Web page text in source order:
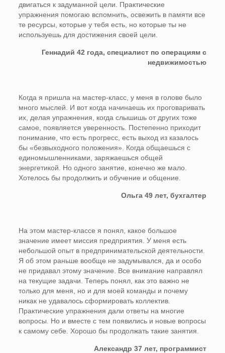
двигаться к задуманной цели. Практические
упражнения помогаю вспомнить, освежить в памяти все
те ресурсы, которые у тебя есть, но которые ты не
используешь для достижения своей цели.
Геннадий 42 года, специалист по операциям с
недвижимостью
Когда я пришла на мастер-класс, у меня в голове было
много мыслей. И вот когда начинаешь их проговаривать
их, делая упражнения, когда слышишь от других тоже
самое, появляется уверенность. Постепенно приходит
понимание, что есть прогресс, есть выход из казалось
бы «безвыходного положения». Когда общаешься с
единомышленниками, заряжаешься общей
энергетикой. Но одного занятие, конечно же мало.
Хотелось бы продолжить и обучение и общение.
Ольга 49 лет, бухгалтер
На этом мастер-классе я понял, какое большое
значение имеет миссия предприятия. У меня есть
небольшой опыт в предпринимательской деятельности.
Я об этом раньше вообще не задумывался, да и особо
не придавал этому значение. Все внимание направлял
на текущие задачи. Теперь понял, как это важно не
только для меня, но и для моей команды и почему
никак не удавалось сформировать коллектив.
Практические упражнения дали ответы на многие
вопросы. Но и вместе с тем появились и новые вопросы
к самому себе. Хорошо бы продолжать такие занятия.
Александр 37 лет, программист